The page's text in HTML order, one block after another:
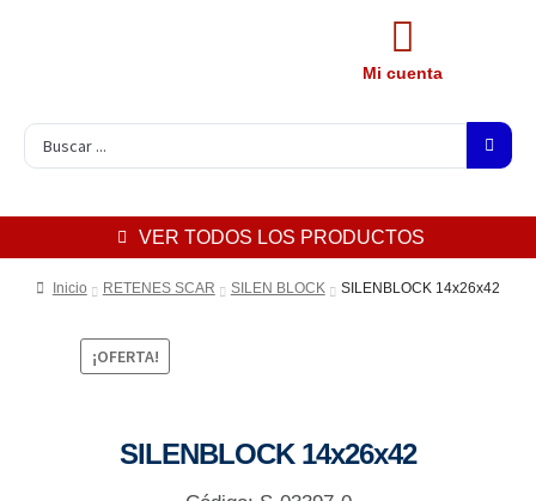
Mi cuenta
VER TODOS LOS PRODUCTOS
Inicio RETENES SCAR SILEN BLOCK SILENBLOCK 14x26x42
¡OFERTA!
SILENBLOCK 14x26x42